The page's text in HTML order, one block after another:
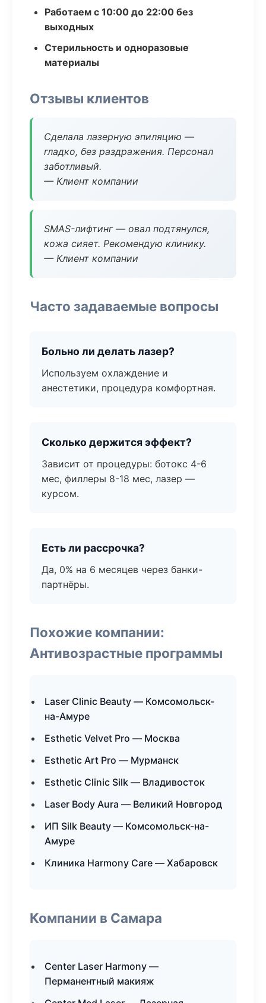
Работаем с 10:00 до 22:00 без
выходных
Стерильность и одноразовые
материалы
Отзывы клиентов
Сделала лазерную эпиляцию —
гладко, без раздражения. Персонал
заботливый.
— Клиент компании
SMAS-лифтинг — овал подтянулся,
кожа сияет. Рекомендую клинику.
— Клиент компании
Часто задаваемые вопросы
Больно ли делать лазер?
Используем охлаждение и
анестетики, процедура комфортная.
Сколько держится эффект?
Зависит от процедуры: ботокс 4-6
мес, филлеры 8-18 мес, лазер —
курсом.
Есть ли рассрочка?
Да, 0% на 6 месяцев через банки-
партнёры.
Похожие компании:
Антивозрастные программы
Laser Clinic Beauty — Комсомольск-
на-Амуре
Esthetic Velvet Pro — Москва
Esthetic Art Pro — Мурманск
Esthetic Clinic Silk — Владивосток
Laser Body Aura — Великий Новгород
ИП Silk Beauty — Комсомольск-на-
Амуре
Клиника Harmony Care — Хабаровск
Компании в Самара
Center Laser Harmony —
Перманентный макияж